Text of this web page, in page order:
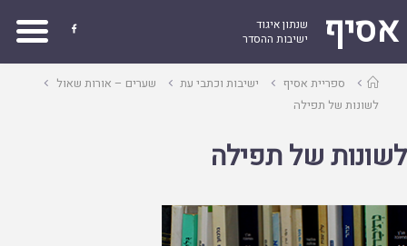
אסיף
שנתון איגוד
ישיבות ההסדר

עמוד
ראשי
ספריית אסיף ישיבות וכתבי עת
שערים – אורות שאול
לשונות של תפילה
לשונות של תפילה